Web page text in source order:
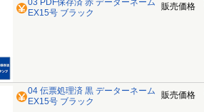
03 PDF保存済 赤 データーネーム
EX15号 ブラック
販売価格
04 伝票処理済 黒 データーネーム
EX15号 ブラック
販売価格